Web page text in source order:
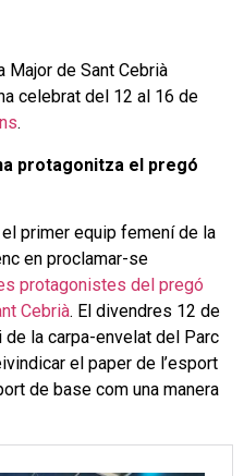
de Sant Cebrià
celebrat del 12 al 16 de
.
protagonitza el pregó
primer equip femení de la
en proclamar-se
protagonistes del pregó
Cebrià. El divendres 12 de
de la carpa-envelat del Parc
el paper de l’esport
de base com una manera